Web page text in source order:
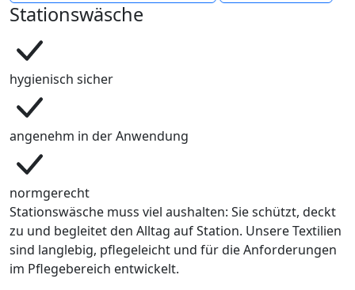
Stationswäsche
hygienisch sicher
angenehm in der Anwendung
normgerecht
Stationswäsche muss viel aushalten: Sie schützt, deckt
zu und begleitet den Alltag auf Station. Unsere Textilien
sind langlebig, pflegeleicht und für die Anforderungen
im Pflegebereich entwickelt.